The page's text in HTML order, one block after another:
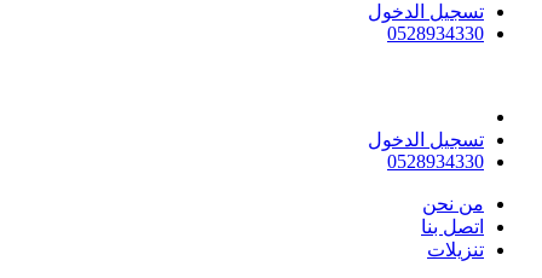
تسجيل الدخول
0528934330
تسجيل الدخول
0528934330
ﻣﻦ ﻧﺤﻦ
اتصل بنا
تنزيلات